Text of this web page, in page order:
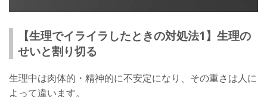
【生理でイライラしたときの対処法1】生理の
せいと割り切る
生理中は肉体的・精神的に不安定になり、その重さは人に
よって違います。